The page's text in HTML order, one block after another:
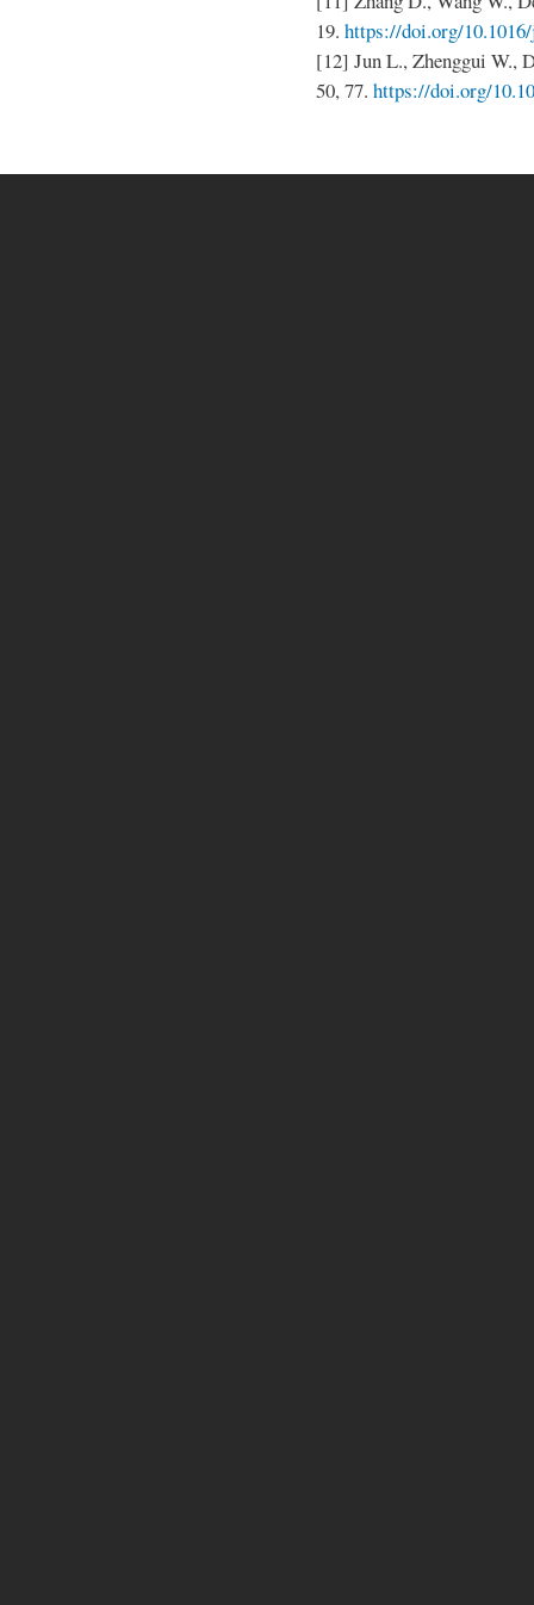
19. https://doi.org/
[12] Jun L., Zhenggui W.,
50, 77. https://doi.org/